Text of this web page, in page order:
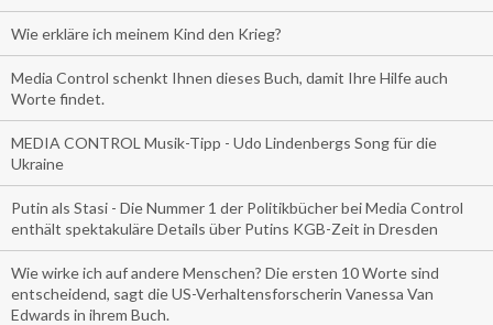
Wie erkläre ich meinem Kind den Krieg?
Media Control schenkt Ihnen dieses Buch, damit Ihre Hilfe auch
Worte findet.
MEDIA CONTROL Musik-Tipp - Udo Lindenbergs Song für die
Ukraine
Putin als Stasi - Die Nummer 1 der Politikbücher bei Media Control
enthält spektakuläre Details über Putins KGB-Zeit in Dresden
Wie wirke ich auf andere Menschen? Die ersten 10 Worte sind
entscheidend, sagt die US-Verhaltensforscherin Vanessa Van
Edwards in ihrem Buch.